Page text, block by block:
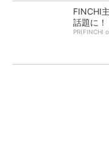
FINCHI
話題に！
PR(FINCHI